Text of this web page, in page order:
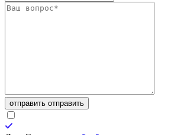
отправить отправить